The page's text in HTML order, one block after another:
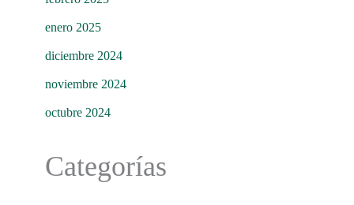
enero 2025
diciembre 2024
noviembre 2024
octubre 2024
Categorías